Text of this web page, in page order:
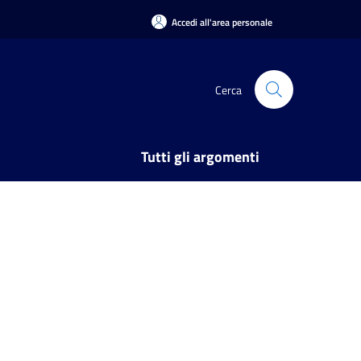
Accedi all'area personale
Cerca
Tutti gli argomenti